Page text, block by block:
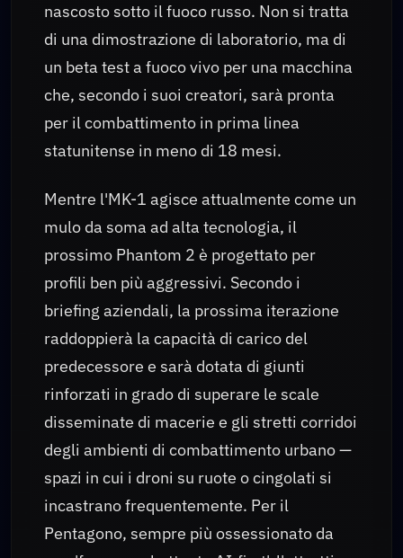
nascosto sotto il fuoco russo. Non si tratta
di una dimostrazione di laboratorio, ma di
un beta test a fuoco vivo per una macchina
che, secondo i suoi creatori, sarà pronta
per il combattimento in prima linea
statunitense in meno di 18 mesi.
Mentre l'MK-1 agisce attualmente come un
mulo da soma ad alta tecnologia, il
prossimo Phantom 2 è progettato per
profili ben più aggressivi. Secondo i
briefing aziendali, la prossima iterazione
raddoppierà la capacità di carico del
predecessore e sarà dotata di giunti
rinforzati in grado di superare le scale
disseminate di macerie e gli stretti corridoi
degli ambienti di combattimento urbano —
spazi in cui i droni su ruote o cingolati si
incastrano frequentemente. Per il
Pentagono, sempre più ossessionato da